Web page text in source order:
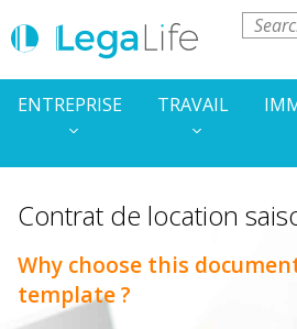
ENTREPRISE TRAVAIL
Contrat de location
Why choose this
template ?